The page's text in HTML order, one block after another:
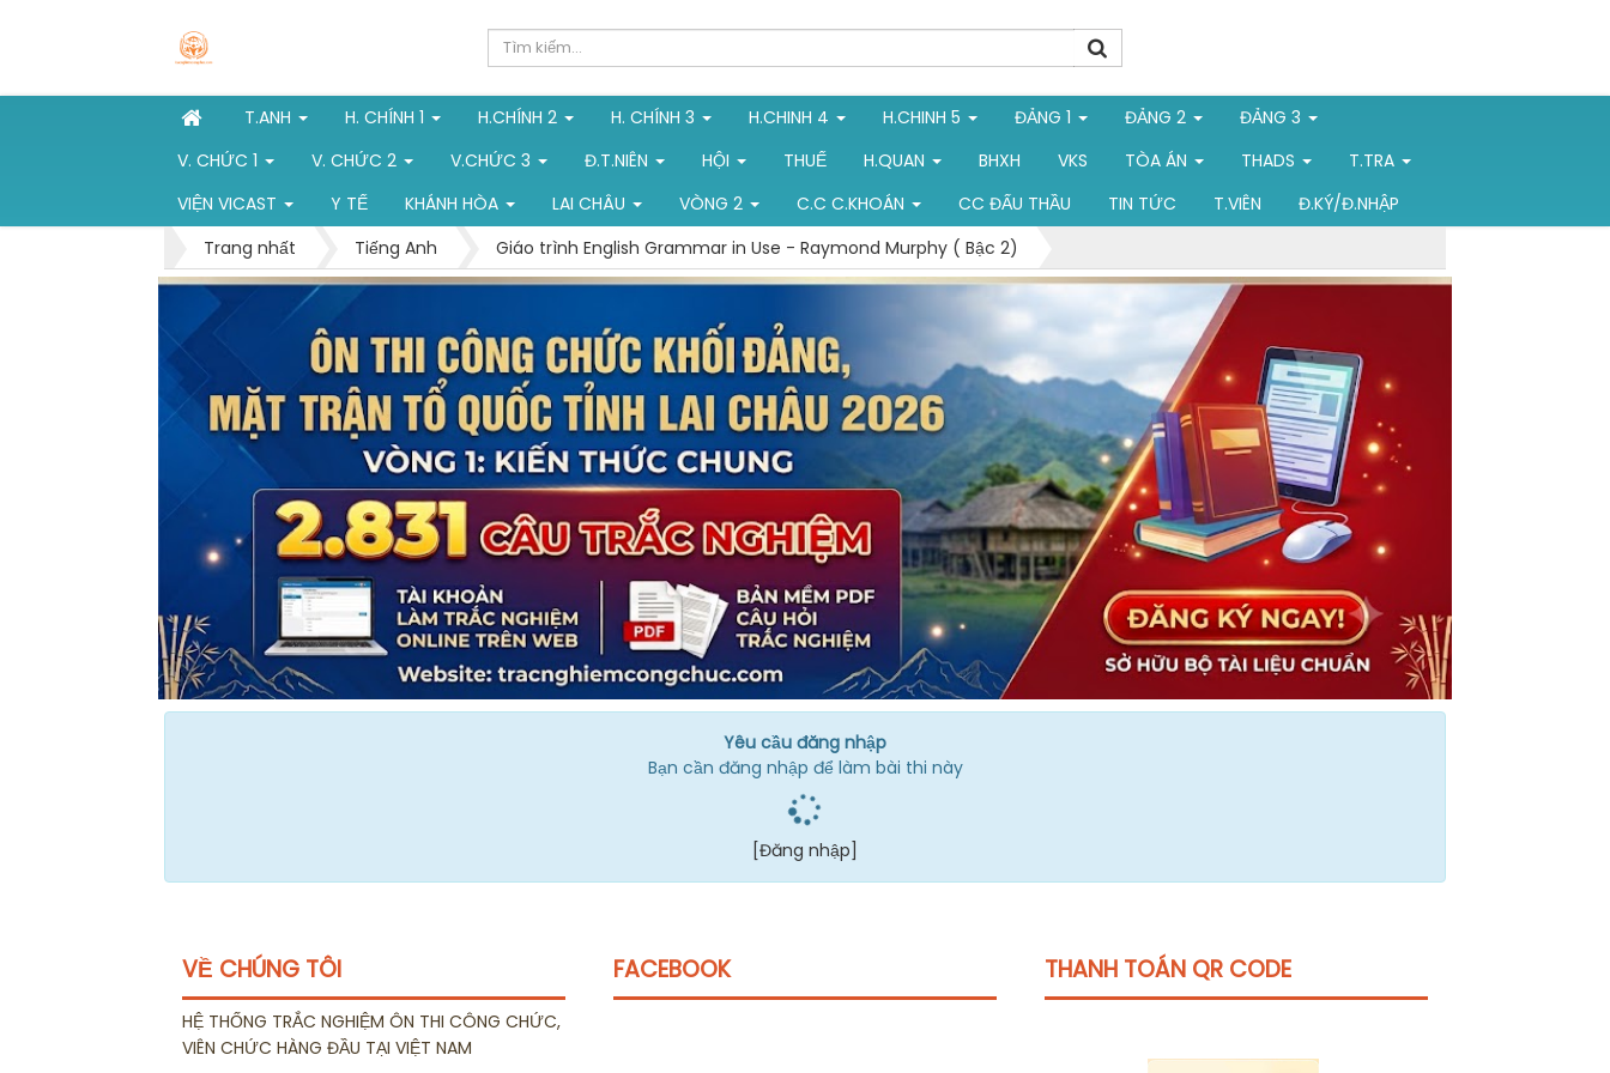
T.ANH H. CHÍNH 1 H.CHÍNH 2 H. CHÍNH 3 H.CHINH 4 H.CHINH 5 ĐẢNG 1 ĐẢNG 2
ĐẢNG 3
V. CHỨC 1
V. CHỨC 2 V.CHỨC 3 Đ.T.NIÊN HỘI THUẾ H.QUAN BHXH VKS TÒA ÁN THADS
T.TRA
VIỆN VICAST
Y TẾ KHÁNH HÒA LAI CHÂU VÒNG 2 C.C C.KHOÁN CC ĐẤU THẦU TIN TỨC T.VIÊN
Đ.KÝ/Đ.NHẬP
Trang nhất
Tiếng Anh Giáo trình English Grammar in Use - Raymond Murphy ( Bậc 2)
Yêu cầu đăng nhập
Bạn cần đăng nhập để làm bài thi này
[Đăng nhập]
VỀ CHÚNG TÔI
HỆ THỐNG TRẮC NGHIỆM ÔN THI CÔNG CHỨC,
VIÊN CHỨC HÀNG ĐẦU TẠI VIỆT NAM
FACEBOOK THANH TOÁN QR CODE